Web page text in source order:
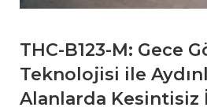
THC-B123-M: Gece
Teknolojisi ile
Alanlarda Kesintisiz